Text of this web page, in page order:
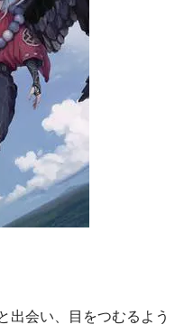
出会い、目をつむるよう